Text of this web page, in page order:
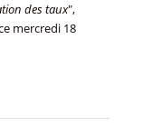
des taux",
mercredi 18